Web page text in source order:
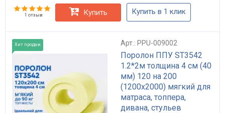
1 отзыв Купить Купить в 1 клик
Хит продаж Арт.: PPU-009002
Поролон ППУ ST3542
1.2*2м толщина 4 см (40
мм) 120 на 200
(1200х2000) мягкий для
матраса, топпера,
дивана, стульев